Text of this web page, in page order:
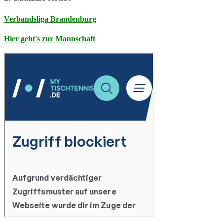
Verbandsliga Brandenburg
Hier geht's zur Mannschaft